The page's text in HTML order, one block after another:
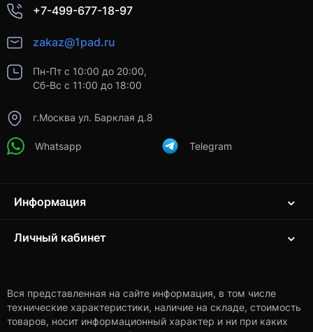
+7-499-677-18-97
zakaz@1pad.ru
Пн-Пт с 10:00 до 20:00,
Сб-Вс с 11:00 до 18:00
г.Москва ул. Барклая д.8
Whatsapp Telegram
Информация
Личный кабинет
Вся представленная на сайте информация, в том числе
технические характеристики, наличие на складе, стоимость
товаров, носит информационный характер и ни при каких